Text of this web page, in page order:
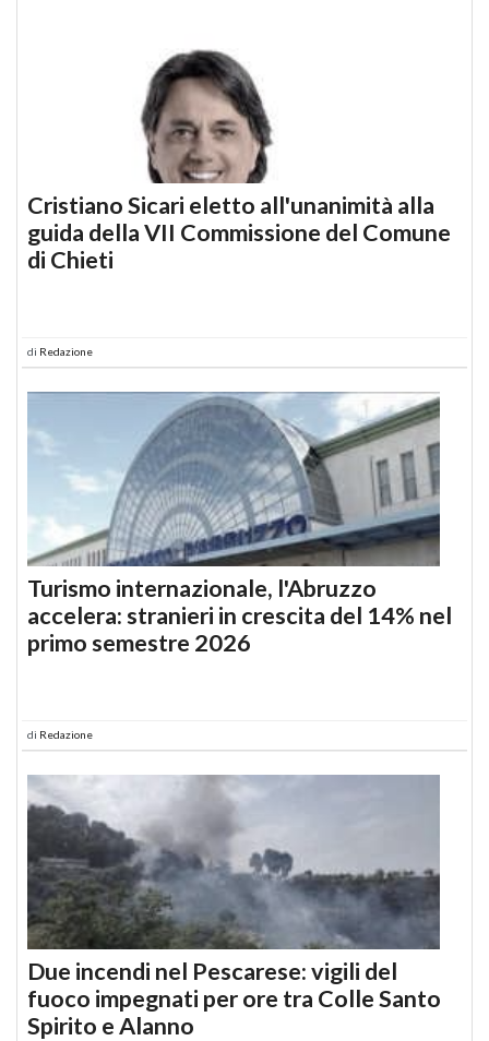
Cristiano Sicari eletto all'unanimità alla
guida della VII Commissione del Comune
di Chieti
di Redazione
Turismo internazionale, l'Abruzzo
accelera: stranieri in crescita del 14% nel
primo semestre 2026
di Redazione
Due incendi nel Pescarese: vigili del
fuoco impegnati per ore tra Colle Santo
Spirito e Alanno